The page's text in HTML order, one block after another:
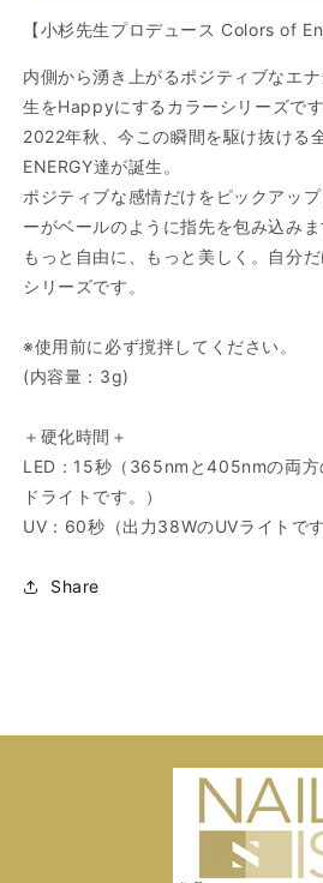
ル
A142S
の
数
量
を
減
ら
す
A142S
の
数
量
増
や
す
【⼩杉先⽣プロデュース Colors of
内側から湧き上がるポジティブなエ
⽣をHappyにするカラーシリーズです
2022年秋、今この瞬間を駆け抜ける
ENERGY達が誕⽣。
ポジティブな感情だけをピックアッ
ーがベールのように指先を包み込みま
もっと自由に、もっと美しく。自分
シリーズです。
※使用前に必ず撹拌してください。
(内容量：3g)
＋硬化時間＋
LED：15秒（365nmと405nmの両方
ドライトです。）
UV：60秒（出力38WのUVライトで
Share